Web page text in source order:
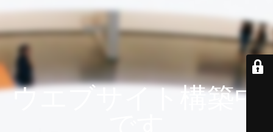
ウエブサイト構築中